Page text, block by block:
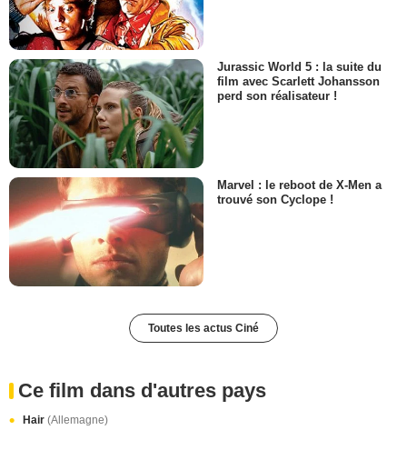
Jurassic World 5 : la suite du
film avec Scarlett Johansson
perd son réalisateur !
Marvel : le reboot de X-Men a
trouvé son Cyclope !
Toutes les actus Ciné
Ce film dans d'autres pays
Hair (Allemagne)